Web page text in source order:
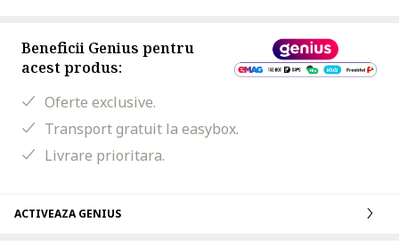
Beneficii Genius pentru
acest produs:
Oferte exclusive.
Transport gratuit la easybox.
Livrare prioritara.
ACTIVEAZA GENIUS